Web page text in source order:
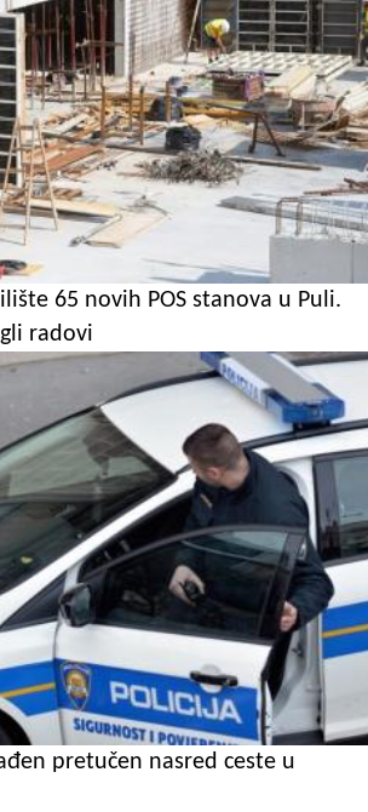
65 novih POS stanova u Puli.
radovi
pretučen nasred ceste u